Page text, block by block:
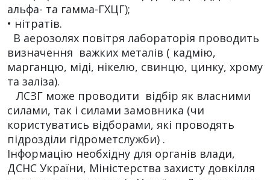
альфа- та гамма-ГХЦГ);
• нітратів.
В аерозолях повітря лабораторія проводить
визначення важких металів ( кадмію,
марганцю, міді, нікелю, свинцю, цинку, хрому
та заліза).
ЛСЗГ може проводити відбір як власними
силами, так і силами замовника (чи
користуватись відборами, які проводять
підрозділи гідрометслужби) .
Інформацію необхідну для органів влади,
ДСНС України, Міністерства захисту довкілля